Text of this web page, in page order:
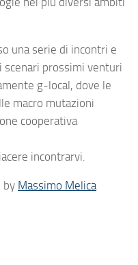
una serie di incontri e
prossimi venturi
g-local, dove le
macro mutazioni
cooperativa
incontrarvi.
by Massimo Melica